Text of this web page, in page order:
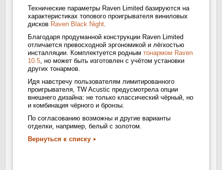
Технические параметры Raven Limited базируются на
характеристиках топового проигрывателя виниловых
дисков Raven Black Night.
Благодаря продуманной конструкции Raven Limited
отличается превосходной эргономикой и лёгкостью
инсталляции. Комплектуется родным тонармом Raven
10.5, но может быть изготовлен с учётом установки
других тонармов.
Идя навстречу пользователям лимитированного
проигрывателя, TW Acustic предусмотрела опции
внешнего дизайна: не только классический чёрный, но
и комбинация чёрного и бронзы.
По согласованию возможны и другие варианты
отделки, например, белый с золотом.
Вернуться к списку